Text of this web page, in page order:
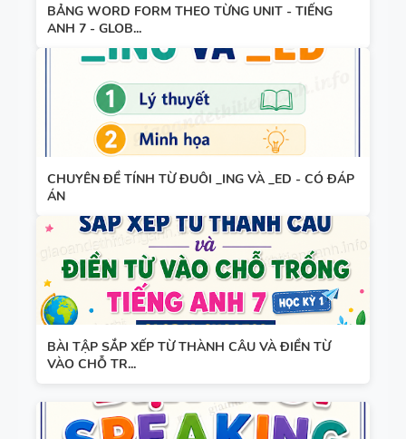
- TIẾNG
GLOBAL
SUCCESS -
HỌC KỲ 1
TỪ VỰNG -
NGỮ PHÁP
- TIẾNG
ANH 7 -
SUCCESS -
HỌC KỲ 1
GIÁO ÁN
THAM
KHẢO -
TIẾNG ANH
10 -
SUCCESS -
CÓ TÍCH
13 THÌ
TRONG
BẢNG WORD FORM THEO TỪNG UNIT - TIẾNG
ANH 7 - GLOB...
CHUYÊN ĐỀ TÍNH TỪ ĐUÔI _ING VÀ _ED - CÓ ĐÁP
ÁN
BÀI TẬP SẮP XẾP TỪ THÀNH CÂU VÀ ĐIỀN TỪ
VÀO CHỖ TR...